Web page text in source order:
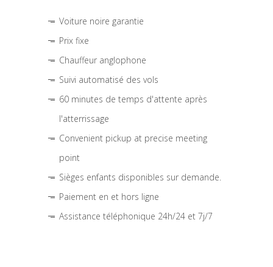
Voiture noire garantie
Prix fixe
Chauffeur anglophone
Suivi automatisé des vols
60 minutes de temps d'attente après
l'atterrissage
Convenient pickup at precise meeting
point
Sièges enfants disponibles sur demande.
Paiement en et hors ligne
Assistance téléphonique 24h/24 et 7j/7